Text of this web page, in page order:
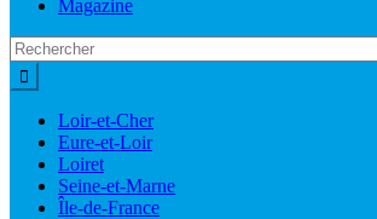
Magazine
Loir-et-Cher
Eure-et-Loir
Loiret
Seine-et-Marne
Île-de-France